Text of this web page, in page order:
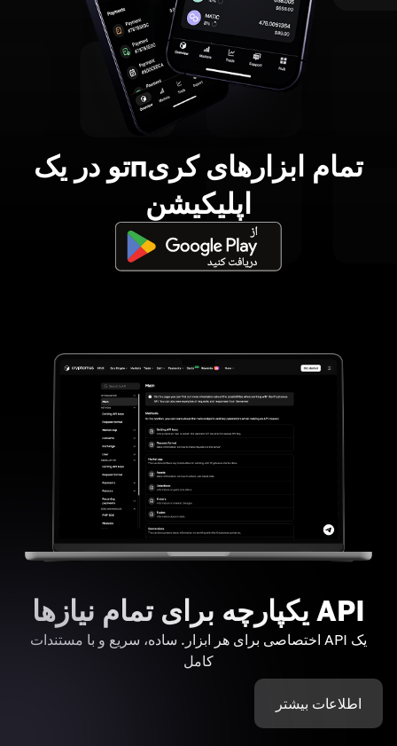
تمام ابزارهای کریпتو در یک
اپلیکیشن
API یکپارچه برای تمام نیازها
یک API اختصاصی برای هر ابزار. ساده، سریع و با مستندات
کامل
اطلاعات بیشتر